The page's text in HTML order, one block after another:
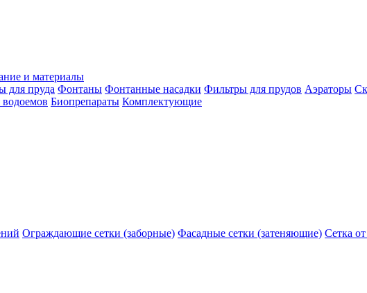
и материалы
для пруда Фонтаны Фонтанные насадки Фильтры для прудов Аэраторы
Биопрепараты Комплектующие
Ограждающие сетки (заборные) Фасадные сетки (затеняющие) Сетка